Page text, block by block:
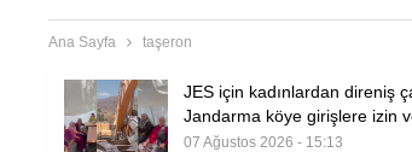
Ana Sayfa taşeron
JES için kadınlardan direniş
Jandarma köye girişlere izin
07 Ağustos 2026 - 15:13